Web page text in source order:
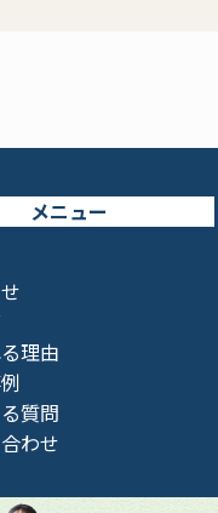
メニュー
理由
質問
わせ